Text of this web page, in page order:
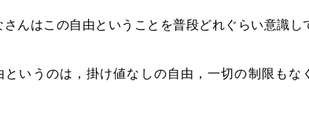
さんはこの自由ということを普段どれぐらい意識し
というのは，掛け値なしの自由，一切の制限も